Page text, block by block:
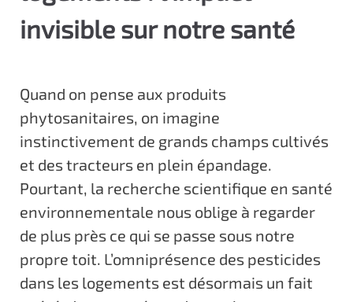
invisible sur notre santé
Quand on pense aux produits
phytosanitaires, on imagine
instinctivement de grands champs cultivés
et des tracteurs en plein épandage.
Pourtant, la recherche scientifique en santé
environnementale nous oblige à regarder
de plus près ce qui se passe sous notre
propre toit. L’omniprésence des pesticides
dans les logements est désormais un fait